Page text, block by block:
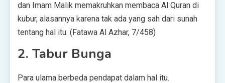
dan Imam Malik memakruhkan membaca Al Quran di
kubur, alasannya karena tak ada yang sah dari sunah
tentang hal itu. (Fatawa Al Azhar, 7/458)
2. Tabur Bunga
Para ulama berbeda pendapat dalam hal itu.